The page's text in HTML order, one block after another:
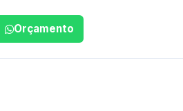
Orçamento